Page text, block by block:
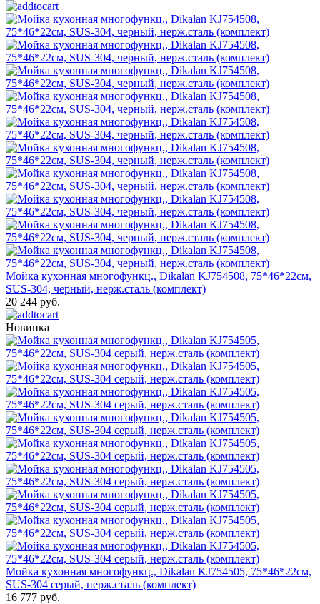
Мойка кухонная многофункц., Dikalan KJ754508, 75*46*22см,
SUS-304, черный, нерж.сталь (комплект)
20 244 руб.
Новинка
Мойка кухонная многофункц., Dikalan KJ754505, 75*46*22см,
SUS-304 серый, нерж.сталь (комплект)
16 777 руб.